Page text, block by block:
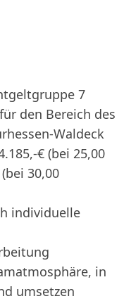
7
den Bereich des
Waldeck
€ (bei 25,00
30,00
individuelle
in
umsetzen